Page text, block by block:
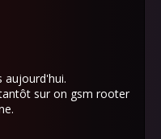
aujourd'hui.
sur on gsm rooter